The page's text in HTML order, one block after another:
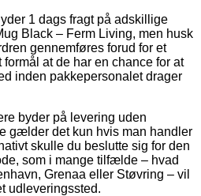
1 dags fragt på adskillige
Black – Ferm Living, men husk
gennemføres forud for et
at de har en chance for at
inden pakkepersonalet drager
byder på levering uden
gælder det kun hvis man handler
skulle du beslutte sig for den
som i mange tilfælde – hvad
Grenaa eller Støvring – vil
udleveringssted.